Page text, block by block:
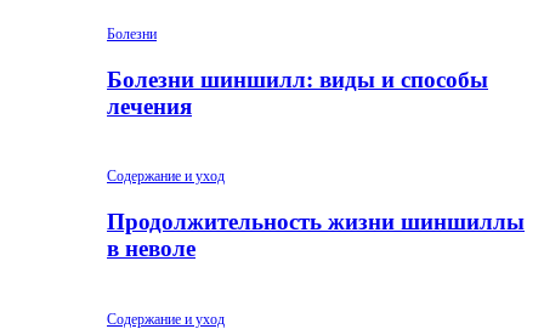
Болезни
Болезни шиншилл: виды и способы
лечения
Содержание и уход
Продолжительность жизни шиншиллы
в неволе
Содержание и уход